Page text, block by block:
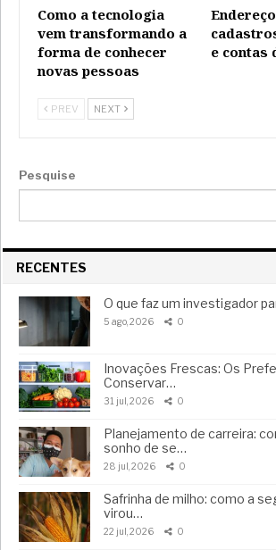
Como a tecnologia
vem transformando a
forma de conhecer
novas pessoas
e contas
PREV NEXT
Pesquise
RECENTES
O que faz um investigador
5 ago, 2026 0
Inovações Frescas: Os
Conservar…
31 jul, 2026 0
Planejamento de carreira:
sonho de se…
28 jul, 2026 0
Safrinha de milho: como a
virou…
22 jul, 2026 0